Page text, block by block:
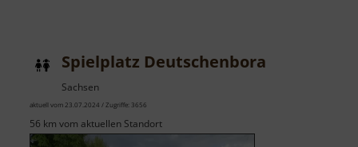
Spielplatz Deutschenbora
Sachsen
aktuell vom 23.07.2024 / Zugriffe: 3656
56 km vom aktuellen Standort